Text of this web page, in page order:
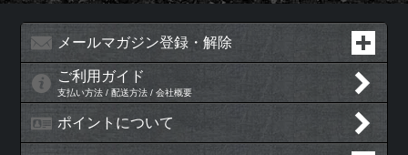
メールマガジン登録・解除
ご利用ガイド
支払い方法 / 配送方法 / 会社概要
ポイントについて